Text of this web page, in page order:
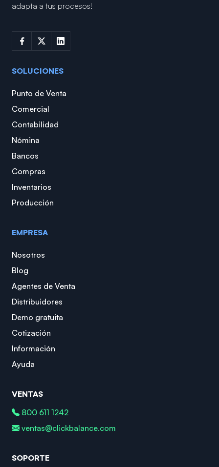
adapta a tus procesos!
SOLUCIONES
Punto de Venta
Comercial
Contabilidad
Nómina
Bancos
Compras
Inventarios
Producción
EMPRESA
Nosotros
Blog
Agentes de Venta
Distribuidores
Demo gratuita
Cotización
Información
Ayuda
VENTAS
800 611 1242
ventas@clickbalance.com
SOPORTE